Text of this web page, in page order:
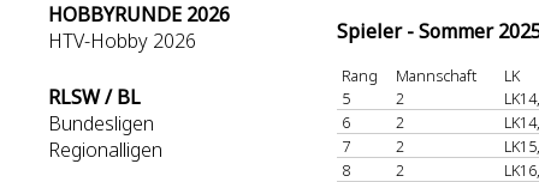
HOBBYRUNDE 2026
HTV-Hobby 2026
RLSW / BL
Bundesligen
Regionalligen
Spieler - Sommer
Rang Mannschaft
LK
5
2
6
2
7
2
8
2